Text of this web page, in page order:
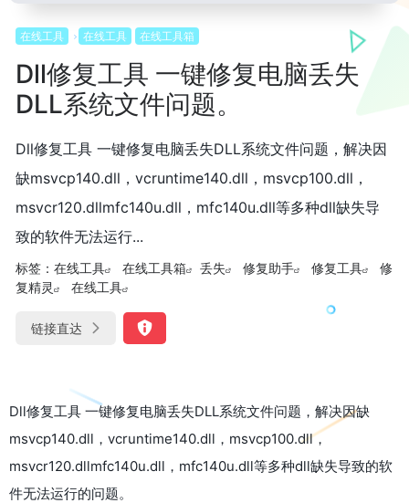
在线工具 在线工具 在线工具箱
Dll修复工具 一键修复电脑丢失
DLL系统文件问题。
Dll修复工具 一键修复电脑丢失DLL系统文件问题，解决因
缺msvcp140.dll，vcruntime140.dll，msvcp100.dll，
msvcr120.dllmfc140u.dll，mfc140u.dll等多种dll缺失导
致的软件无法运行...
标签： 在线工具 在线工具箱 丢失 修复助手 修复工具
修
复精灵
在线工具
链接直达
Dll修复工具 一键修复电脑丢失DLL系统文件问题，解决因缺
msvcp140.dll，vcruntime140.dll，msvcp100.dll，
msvcr120.dllmfc140u.dll，mfc140u.dll等多种dll缺失导致的软
件无法运行的问题。